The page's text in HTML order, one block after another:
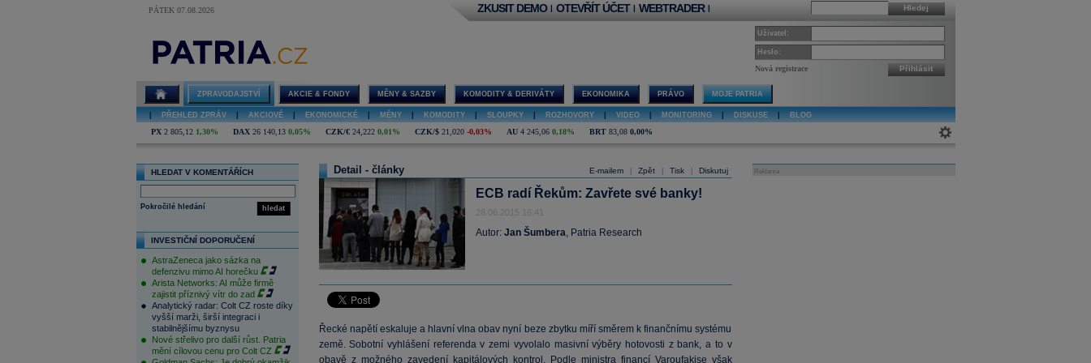
PÁTEK 07.08.2026 Hledej
ZKUSIT DEMO | OTEVŘÍT ÚČET | WEBTRADER |
Uživatel:
Heslo:
Nová registrace Přihlásit
ZPRAVODAJSTVÍ AKCIE & FONDY MĚNY & SAZBY KOMODITY & DERIVÁTY EKONOMIKA PRÁVO MOJE PATRIA
PŘEHLED ZPRÁV AKCIOVÉ EKONOMICKÉ MĚNY KOMODITY SLOUPKY ROZHOVORY VIDEO MONITORING DISKUSE BLOG
PX 2 805,12 1,30% DAX 26 140,13 0,05% CZK/€ 24,222 0,01% CZK/$ 21,020 -0,03% AU 4 245,06 0,18% BRT 83,08 0,00%
HLEDAT V KOMENTÁŘÍCH
hledat
Pokročilé hledání
INVESTIČNÍ DOPORUČENÍ
AstraZeneca jako sázka na
defenzivu mimo AI horečku
Arista Networks: AI může firmě
zajistit příznivý vítr do zad
Analytický radar: Colt CZ roste díky
vyšší marži, širší integraci i
stabilnějšímu byznysu
Nové střelivo pro další růst. Patria
mění cílovou cenu pro Colt CZ
E-mailem Zpět Tisk Diskutuj
Detail - články
ECB radí Řekům: Zavřete své banky!
28.06.2015 16:41
Autor: Jan Šumbera, Patria Research
Řecké napětí eskaluje a hlavní vlna obav nyní beze zbytku míří směrem k finančnímu systému
země. Sobotní vyhlášení referenda v zemi vyvolalo masivní výběry hotovosti z bank, a to v
obavě z možného zavedení kapitálových kontrol. Podle ministra financí Varoufakise však
Reklama